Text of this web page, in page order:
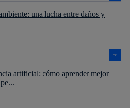
una lucha entre daños y
artificial: cómo aprender mejor